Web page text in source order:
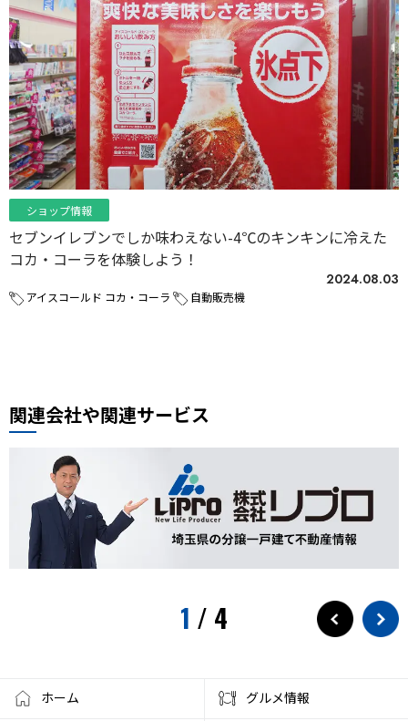
ショップ情報
セブンイレブンでしか味わえない-4℃のキンキンに冷えた
コカ・コーラを体験しよう！
2024.08.03
アイスコールド コカ・コーラ 自動販売機
関連会社や関連サービス
1 / 4
ホーム グルメ情報